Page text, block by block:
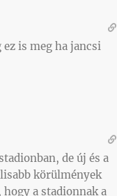
is meg ha jancsi
de új és a
körülmények
a stadionnak a